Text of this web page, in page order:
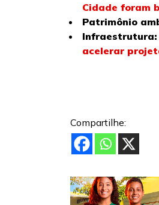
Cidade foram
Patrimônio
Infraestrutura:
acelerar
Compartilhe: